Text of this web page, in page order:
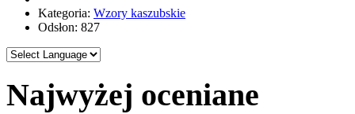
Kategoria: Wzory kaszubskie
Odsłon: 827
Najwyżej oceniane